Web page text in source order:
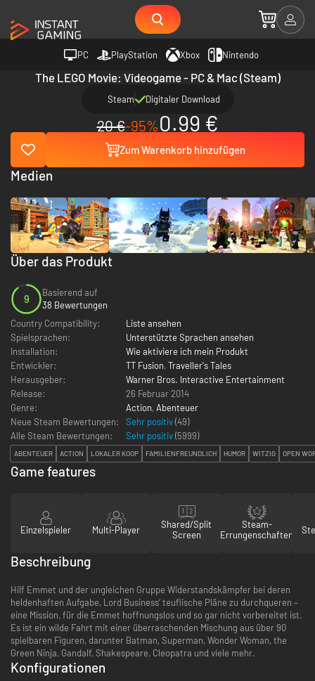
PC PlayStation Xbox Nintendo
The LEGO Movie: Videogame - PC & Mac (Steam)
Steam Digitaler Download
20 €-95%0.99 €
Zum Warenkorb hinzufügen
Über das Produkt
9
Basierend auf
38 Bewertungen
Country Compatibility:
Liste ansehen
Spielsprachen:
Unterstützte Sprachen ansehen
Installation:
Wie aktiviere ich mein Produkt
Entwickler:
TT Fusion, Traveller's Tales
Herausgeber:
Warner Bros. Interactive Entertainment
Release:
26 Februar 2014
Genre:
Action, Abenteuer
Neue Steam Bewertungen:
Sehr positiv(49)
Alle Steam Bewertungen:
Sehr positiv(5999)
ABENTEUER ACTION LOKALER KOOP FAMILIENFREUNDLICH HUMOR WITZIG OPEN
Medien
Game features
Einzelspieler Multi-Player
Shared/Split
Screen
Steam-
Errungenschaften
Beschreibung
Hilf Emmet und der ungleichen Gruppe Widerstandskämpfer bei deren
heldenhaften Aufgabe, Lord Business‘ teuflische Pläne zu durchqueren –
eine Mission, für die Emmet hoffnungslos und so gar nicht vorbereitet ist.
Es ist ein wilde Fahrt mit einer überraschenden Mischung aus über 90
spielbaren Figuren, darunter Batman, Superman, Wonder Woman, the
Green Ninja, Gandalf, Shakespeare, Cleopatra und viele mehr.
Konfigurationen